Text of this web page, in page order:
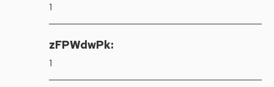
1
zFPWdwPk:
1